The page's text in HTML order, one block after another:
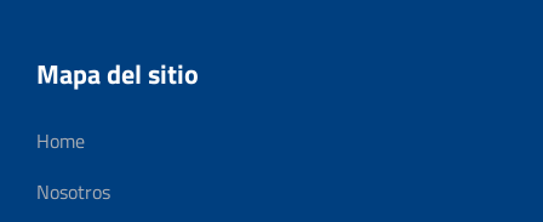
Mapa del sitio
Home
Nosotros